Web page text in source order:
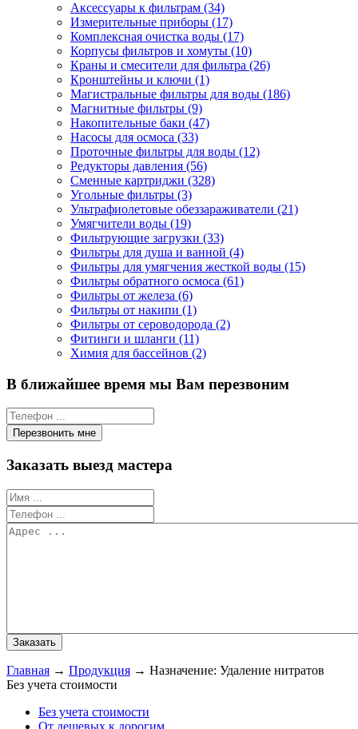
Аксессуары к фильтрам (34)
Измерительные приборы (17)
Комплексная очистка воды (17)
Корпусы фильтров и хомуты (10)
Краны и смесители для фильтра (26)
Кронштейны и ключи (1)
Магистральные фильтры для воды (186)
Магнитные фильтры (9)
Накопительные баки (47)
Насосы для осмоса (33)
Проточные фильтры для воды (12)
Редукторы давления (56)
Сменные картриджи (328)
Угольные фильтры (3)
Ультрафиолетовые обеззараживатели (21)
Умягчители воды (19)
Фильтрующие загрузки (33)
Фильтры для душа и ванной (4)
Фильтры для умягчения жесткой воды (15)
Фильтры обратного осмоса (61)
Фильтры от железа (6)
Фильтры от накипи (1)
Фильтры от сероводорода (2)
Фитинги и шланги (11)
Химия для бассейнов (2)
В ближайшее время мы Вам перезвоним
Заказать выезд мастера
Главная → Продукция → Назначение: Удаление нитратов
Без учета стоимости
Без учета стоимости
От дешевых к дорогим